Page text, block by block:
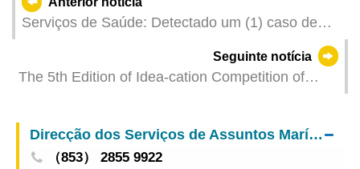
Serviços de Saúde: Detectado um (1) caso de
Seguinte notícia
The 5th Edition of Idea-cation Competition of
Direcção dos Serviços de Assuntos Marítimos e de Água
（853） 2855 9922